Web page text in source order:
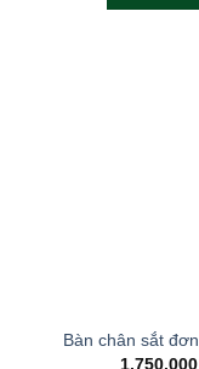
Bàn chân sắt
1.750.000